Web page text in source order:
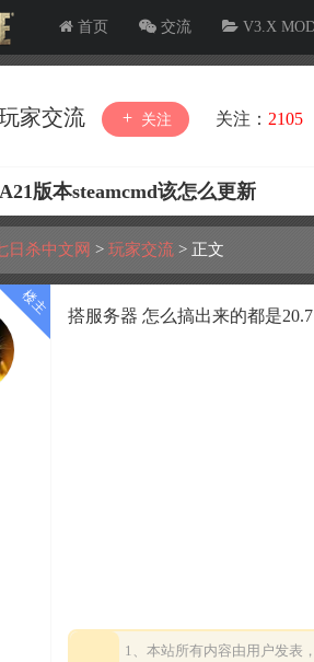
首页 交流 V3.X
家交流 关注 关注： 2105
版本steamcmd该怎么更新
日杀中文网 > 玩家交流 > 正文
搭服务器 怎么搞出来的都是
1、本站所有内容由用户发表